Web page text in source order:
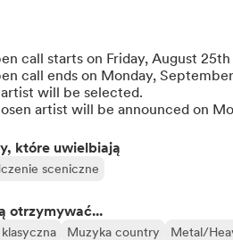
call starts on Friday, August 25th
call ends on Monday,
artist will be selected.
artist will be announced on
które uwielbiają
sceniczne
otrzymywać...
Muzyka country Metal/